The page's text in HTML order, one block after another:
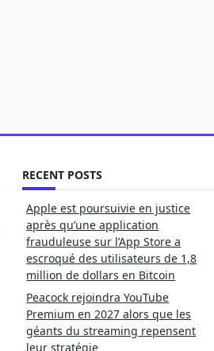
RECENT POSTS
Apple est poursuivie en justice
après qu’une application
frauduleuse sur l’App Store a
escroqué des utilisateurs de 1,8
million de dollars en Bitcoin
Peacock rejoindra YouTube
Premium en 2027 alors que les
géants du streaming repensent
leur stratégie